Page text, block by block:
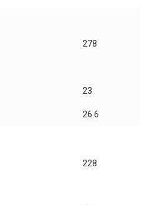
278
23
26.6
228